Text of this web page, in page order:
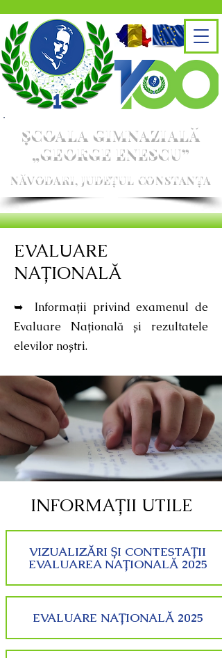
ȘCOALA GIMNAZIALĂ
„GEORGE ENESCU”
NĂVODARI, JUDEȚUL CONSTANȚA
EVALUARE
NAȚIONALĂ
➥
Informații privind examenul de
Evaluare Națională și rezultatele
elevilor noștri.
INFORMAȚII UTILE
VIZUALIZĂRI ȘI CONTESTAȚII
EVALUAREA NAȚIONALĂ 2025
EVALUARE NAȚIONALĂ 2025